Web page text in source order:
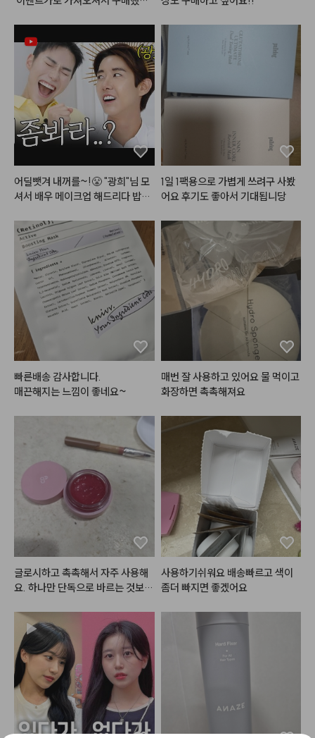
아용
어딜뺏겨 내꺼를~!😤 "광희"님 모
셔서 배우 메이크업 해드리다 밥그
1일 1팩용으로 가볍게 쓰려구 사봤
어요 후기도 좋아서 기대됩니당
빠른배송 감사합니다.
매끈해지는 느낌이 좋네요~
매번 잘 사용하고 있어요 물 먹이고
화장하면 촉촉해져요
글로시하고 촉촉해서 자주 사용해
요. 하나만 단독으로 바르는 것보다
짝 발르는 것이 훨씬 예뻐요.
사용하기쉬워요 배송빠르고 색이
좀더 빠지면 좋겠어요